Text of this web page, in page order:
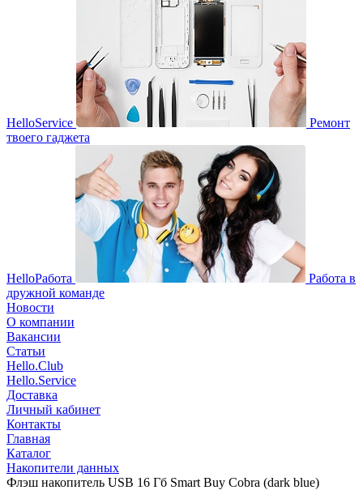
HelloService
Ремонт
твоего гаджета
HelloРабота
Работа в
дружной команде
Новости
О компании
Вакансии
Статьи
Hello.Club
Hello.Service
Доставка
Личный кабинет
Контакты
Главная
Каталог
Накопители данных
Флэш накопитель USB 16 Гб Smart Buy Cobra (dark blue)